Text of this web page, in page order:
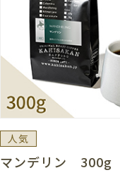
人気
マンデリン 300g